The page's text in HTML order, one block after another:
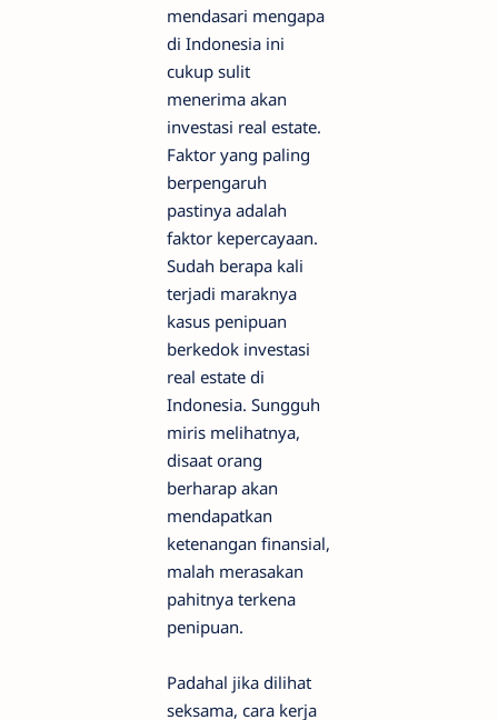
mendasari mengapa
di Indonesia ini
cukup sulit
menerima akan
investasi real estate.
Faktor yang paling
berpengaruh
pastinya adalah
faktor kepercayaan.
Sudah berapa kali
terjadi maraknya
kasus penipuan
berkedok investasi
real estate di
Indonesia. Sungguh
miris melihatnya,
disaat orang
berharap akan
mendapatkan
ketenangan finansial,
malah merasakan
pahitnya terkena
penipuan.
Padahal jika dilihat
seksama, cara kerja